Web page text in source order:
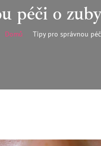
péči o
Domů Tipy pro správnou